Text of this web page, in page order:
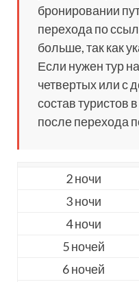
бронировании
перехода по
больше, так как
Если нужен тур
четвертых или с
состав туристов
после перехода
2 ночи
3 ночи
4 ночи
5 ночей
6 ночей